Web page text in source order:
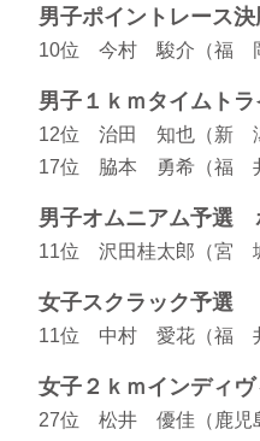
男子ポイントレース決
10位 今村 駿介（福
男子１ｋｍタイムト
12位 治田 知也（新 潟
17位 脇本 勇希（福 井
男子オムニアム予選
11位 沢田桂太郎（宮
女子スクラック予選
11位 中村 愛花（福 井
女子２ｋｍインディ
27位 松井 優佳（鹿児